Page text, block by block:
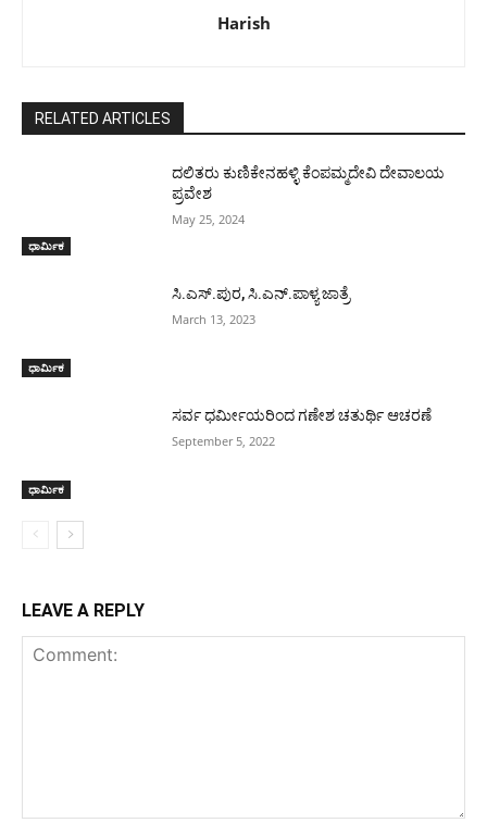
Harish
RELATED ARTICLES
ಧಾರ್ಮಿಕ
ದಲಿತರು ಕುಣಿಕೇನಹಳ್ಳಿ ಕೆಂಪಮ್ಮದೇವಿ ದೇವಾಲಯ
ಪ್ರವೇಶ
May 25, 2024
ಧಾರ್ಮಿಕ
ಸಿ.ಎಸ್.ಪುರ, ಸಿ.ಎನ್.ಪಾಳ್ಯ ಜಾತ್ರೆ
March 13, 2023
ಧಾರ್ಮಿಕ
ಸರ್ವ ಧರ್ಮೀಯರಿಂದ ಗಣೇಶ ಚತುರ್ಥಿ ಆಚರಣೆ
September 5, 2022
LEAVE A REPLY